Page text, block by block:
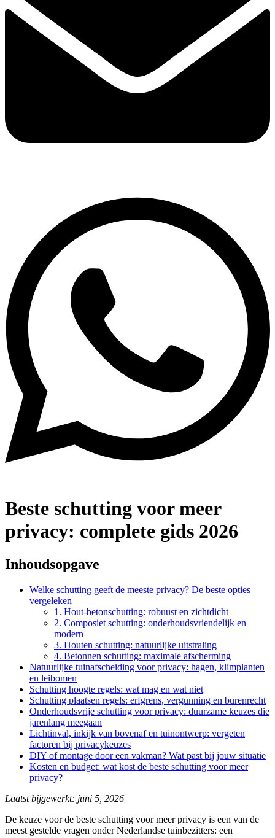
Beste schutting voor meer
privacy: complete gids 2026
Inhoudsopgave
Welke schutting geeft de meeste privacy? De beste opties
vergeleken
1. Hout-betonschutting: robuust en zichtdicht
2. Composiet schutting: onderhoudsvriendelijk en
modern
3. Houten schutting: natuurlijke uitstraling
4. Betonnen schutting: maximale afscherming
Natuurlijke tuinafscheiding voor privacy: hagen, klimplanten
en leibomen
Schutting hoogte regels: wat mag en wat niet
Schutting plaatsen regels: erfgrens, vergunning en burenrecht
Onderhoudsvrije schutting voor privacy: duurzame keuzes die
jarenlang meegaan
Lichtinval, inkijk van bovenaf en tuinontwerp: vergeten
factoren bij privacykeuzes
DIY of montage door een vakman? Wat past bij jouw situatie
Kosten en budget: wat kost de beste schutting voor meer
privacy?
Laatst bijgewerkt: juni 5, 2026
De keuze voor de beste schutting voor meer privacy is een van de
meest gestelde vragen onder Nederlandse tuinbezitters: een